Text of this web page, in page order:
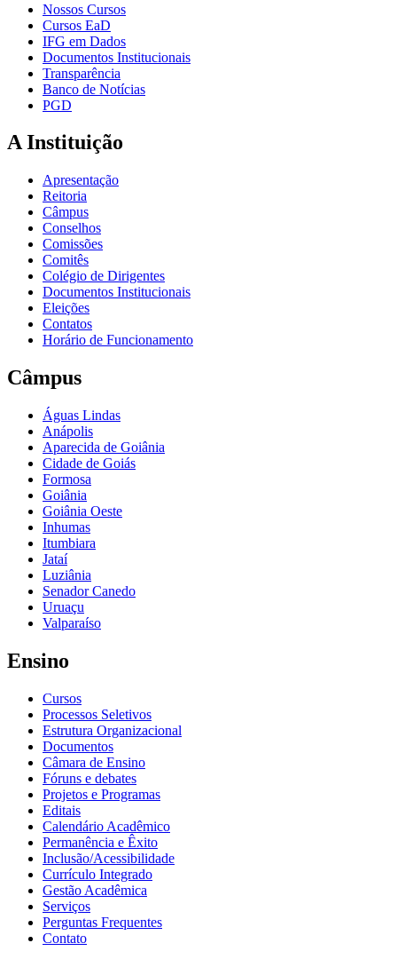
Nossos Cursos
Cursos EaD
IFG em Dados
Documentos Institucionais
Transparência
Banco de Notícias
PGD
A Instituição
Apresentação
Reitoria
Câmpus
Conselhos
Comissões
Comitês
Colégio de Dirigentes
Documentos Institucionais
Eleições
Contatos
Horário de Funcionamento
Câmpus
Águas Lindas
Anápolis
Aparecida de Goiânia
Cidade de Goiás
Formosa
Goiânia
Goiânia Oeste
Inhumas
Itumbiara
Jataí
Luziânia
Senador Canedo
Uruaçu
Valparaíso
Ensino
Cursos
Processos Seletivos
Estrutura Organizacional
Documentos
Câmara de Ensino
Fóruns e debates
Projetos e Programas
Editais
Calendário Acadêmico
Permanência e Êxito
Inclusão/Acessibilidade
Currículo Integrado
Gestão Acadêmica
Serviços
Perguntas Frequentes
Contato